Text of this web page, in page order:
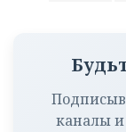
каналы